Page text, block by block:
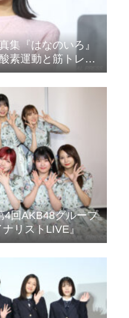
集『はなのいろ』
素運動と筋トレを
4回AKB48グループ
リストLIVE』